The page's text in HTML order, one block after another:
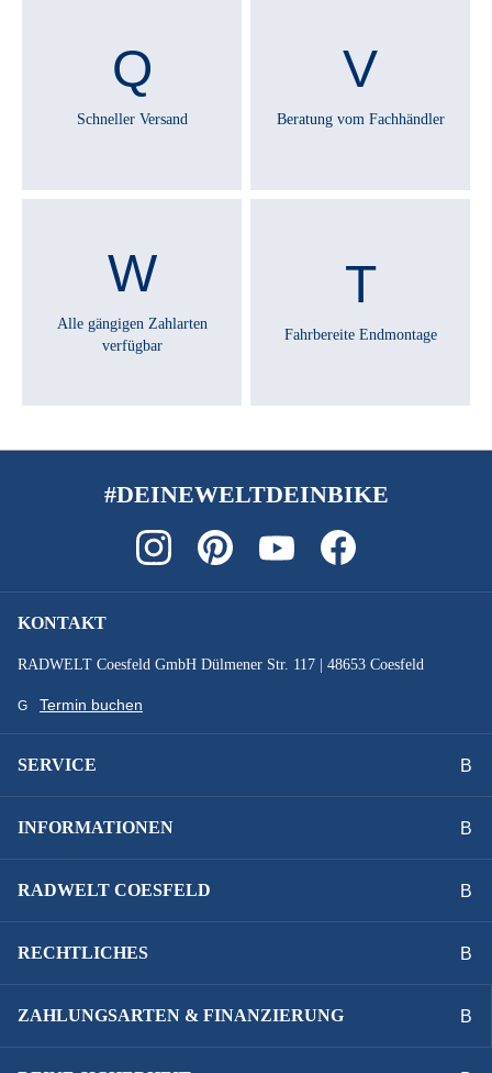
RÜCKTRITTBREMSE :
Selle Royal Essenza Moderate
SCHALTUNGSTYP :
SCHALTWERK :
SCHEINWERFER :
Supernova mini 3 Pro
Schneller Versand Beratung vom Fachhändler
Alle gängigen Zahlarten
verfügbar
Fahrbereite Endmontage
#DEINEWELTDEINBIKE
KONTAKT
RADWELT Coesfeld GmbH Dülmener Str. 117 | 48653 Coesfeld
Termin buchen
SERVICE
INFORMATIONEN
RADWELT COESFELD
RECHTLICHES
ZAHLUNGSARTEN & FINANZIERUNG